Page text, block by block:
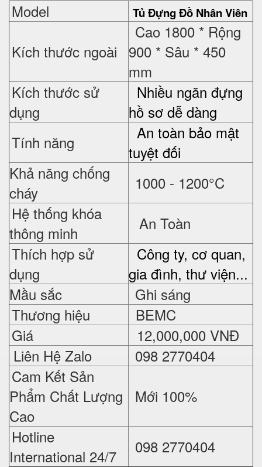
Model Tủ Đựng Đồ Nhân Viên
Kích thước ngoài
Cao 1800 * Rộng
900 * Sâu * 450
mm
Kích thước sử
dụng
Nhiều ngăn đựng
hồ sơ dễ dàng
Tính năng
An toàn bảo mật
tuyệt đối
Khả năng chống
cháy
1000 - 1200°C
Hệ thống khóa
thông minh
An Toàn
Thích hợp sử
dụng
Công ty, cơ quan,
gia đình, thư viện...
Mầu sắc
Ghi sáng
Thương hiệu
BEMC
Giá
12,000,000 VNĐ
Liên Hệ Zalo
098 2770404
Cam Kết Sản
Phẩm Chất Lượng
Cao
Mới 100%
Hotline
International 24/7
098 2770404